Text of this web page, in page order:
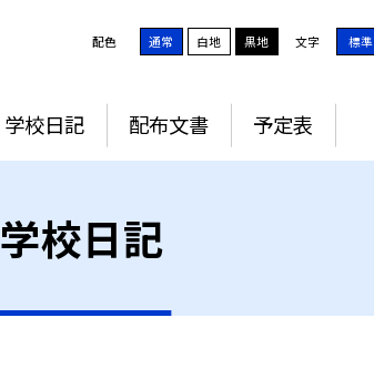
配色 通常 白地 黒地 文字 標準
学校日記 配布文書 予定表
学校日記